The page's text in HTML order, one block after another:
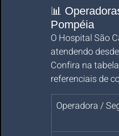
📊
Pompéia
O Hospital São
atendendo
Confira na
referenciais de
Operadora /